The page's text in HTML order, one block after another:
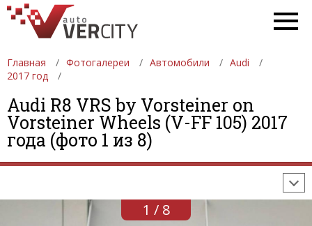
Главная Фотогалереи Автомобили
Audi
2017 год
Audi R8 VRS by Vorsteiner on
Vorsteiner Wheels (V-FF 105) 2017
года (фото 1 из 8)
ФОТОГАЛЕРЕИ АВТОМОБИЛИ
ДЕВУШКИ
АВТОСАЛОНЫ
ФОРМУЛА-1
1 / 8